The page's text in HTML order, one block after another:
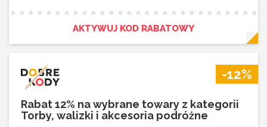
AKTYWUJ KOD RABATOWY
-12%
Rabat 12% na wybrane towary z kategorii
Torby, walizki i akcesoria podróżne